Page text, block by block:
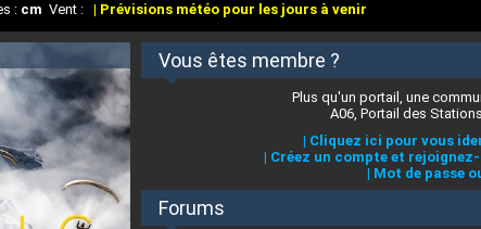
: cm Vent : | Prévisions météo pour les jours à venir
Vous êtes membre ?
Plus qu'un portail, une
A06, Portail des
| Cliquez ici pour vous
| Créez un compte et
| Mot de passe
Forums